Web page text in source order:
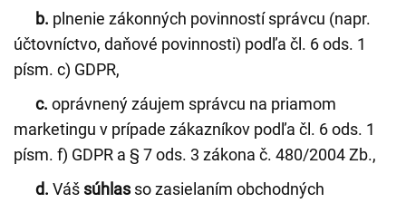
b. plnenie zákonných povinností správcu (napr.
účtovníctvo, daňové povinnosti) podľa čl. 6 ods. 1
písm. c) GDPR,
c. oprávnený záujem správcu na priamom
marketingu v prípade zákazníkov podľa čl. 6 ods. 1
písm. f) GDPR a § 7 ods. 3 zákona č. 480/2004 Zb.,
d. Vášsúhlasso zasielaním obchodných